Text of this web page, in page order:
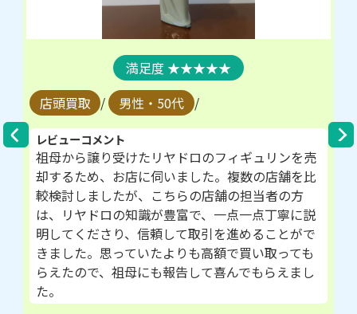
★★★★★
店頭買取 / 男性・50代 /
レビューコメント
祖母から譲り受けたリヤドロのフィギュリンを売
却するため、お店に伺いました。複数の店舗を比
較検討しましたが、こちらの店舗の担当者の方
は、リヤドロの知識が豊富で、一点一点丁寧に説
明してくださり、信頼して取引を進めることがで
きました。思っていたよりも高額で買い取っても
らえたので、祖母にも報告して喜んでもらえまし
た。